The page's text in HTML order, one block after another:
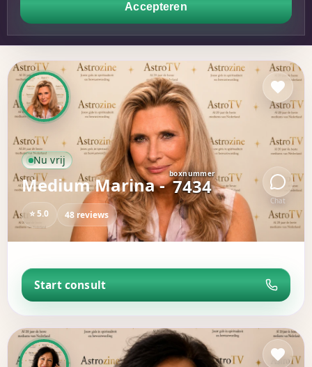
Accepteren
Chat
Nu vrij
Medium Marina -boxnummer
7434
⭐ 5.0 48 reviews
Start consult